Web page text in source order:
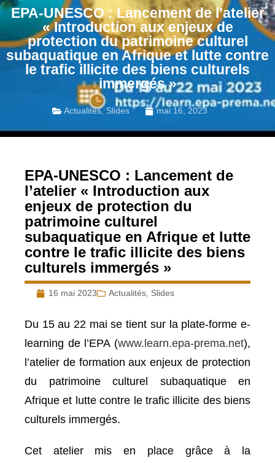
EPA-UNESCO : Lancement de l’atelier
« Introduction aux enjeux de
protection du patrimoine culturel
subaquatique en Afrique et lutte contre
le trafic illicite des biens culturels
immergés »
Actualités,Slides mai 16, 2023
EPA-UNESCO : Lancement de
l’atelier « Introduction aux
enjeux de protection du
patrimoine culturel
subaquatique en Afrique et lutte
contre le trafic illicite des biens
culturels immergés »
16 mai 2023 Actualités Slides
Du 15 au 22 mai se tient sur la plate-forme e-
learning de l’EPA (www.learn.epa-prema.net),
l’atelier de formation aux enjeux de protection
du patrimoine culturel subaquatique en
Afrique et lutte contre le trafic illicite des biens
culturels immergés.
Cet atelier mis en place grâce à la